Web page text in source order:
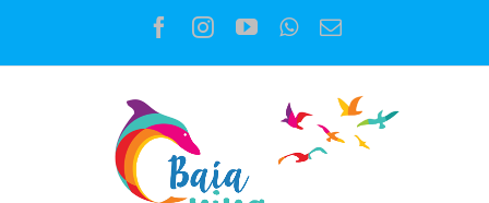
o
Facebook
Instagram
YouTubeWhatsApp
E-